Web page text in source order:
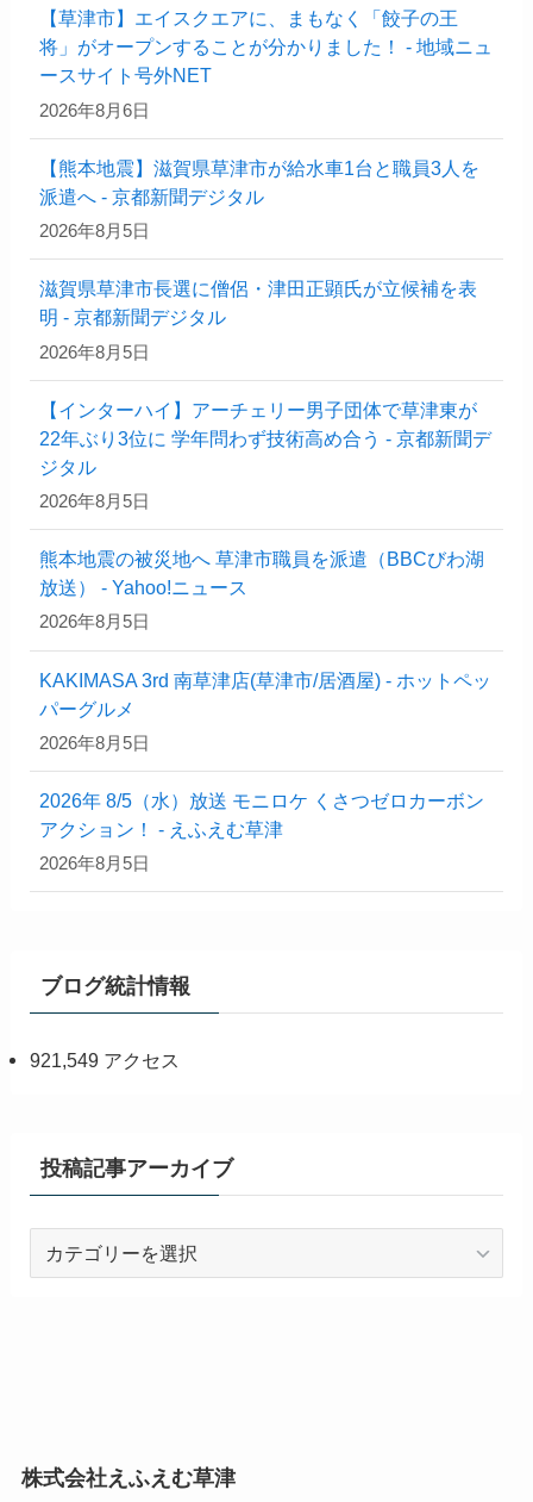
【草津市】エイスクエアに、まもなく「餃子の王
将」がオープンすることが分かりました！ - 地域ニュ
ースサイト号外NET
2026年8月6日
【熊本地震】滋賀県草津市が給水車1台と職員3人を
派遣へ - 京都新聞デジタル
2026年8月5日
滋賀県草津市長選に僧侶・津田正顕氏が立候補を表
明 - 京都新聞デジタル
2026年8月5日
【インターハイ】アーチェリー男子団体で草津東が
22年ぶり3位に 学年問わず技術高め合う - 京都新聞デ
ジタル
2026年8月5日
熊本地震の被災地へ 草津市職員を派遣（BBCびわ湖
放送） - Yahoo!ニュース
2026年8月5日
KAKIMASA 3rd 南草津店(草津市/居酒屋) - ホットペッ
パーグルメ
2026年8月5日
2026年 8/5（水）放送 モニロケ くさつゼロカーボン
アクション！ - えふえむ草津
2026年8月5日
ブログ統計情報
921,549 アクセス
投稿記事アーカイブ
ブ
株式会社えふえむ草津